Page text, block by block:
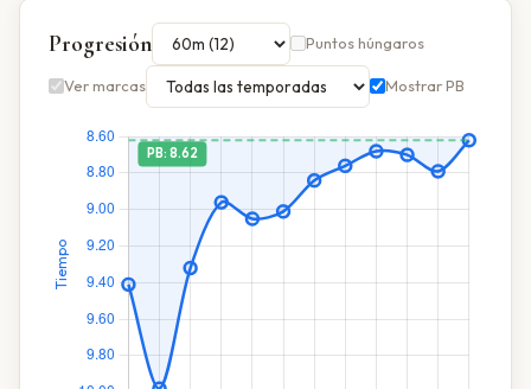
Progresión Puntos húngaros
Ver marcas Mostrar PB